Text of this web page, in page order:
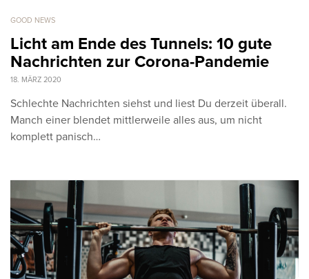
GOOD NEWS
Licht am Ende des Tunnels: 10 gute
Nachrichten zur Corona-Pandemie
18. MÄRZ 2020
Schlechte Nachrichten siehst und liest Du derzeit überall.
Manch einer blendet mittlerweile alles aus, um nicht
komplett panisch…